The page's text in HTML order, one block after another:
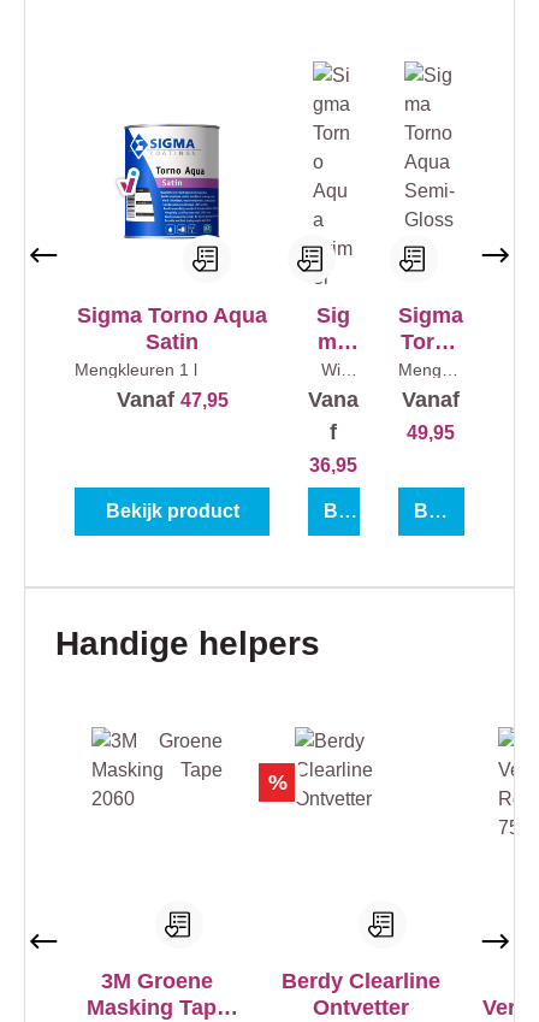
Sigma Torno Aqua
Satin
Mengkleuren 1 l
Vanaf 47,95
Bekijk product
Sig
ma
Torn
o
Aqu
Prim
er
Wit
)1 l
Vana
f
36,95
Bekijk product
Sigma
Torno
Aqua
Semi-
Gloss
Mengkle
Vanaf
49,95
Bekijk product
Productgalerij overslaan
Handige helpers
3M Groene
Masking Tape
%
Berdy Clearline
Ontvetter